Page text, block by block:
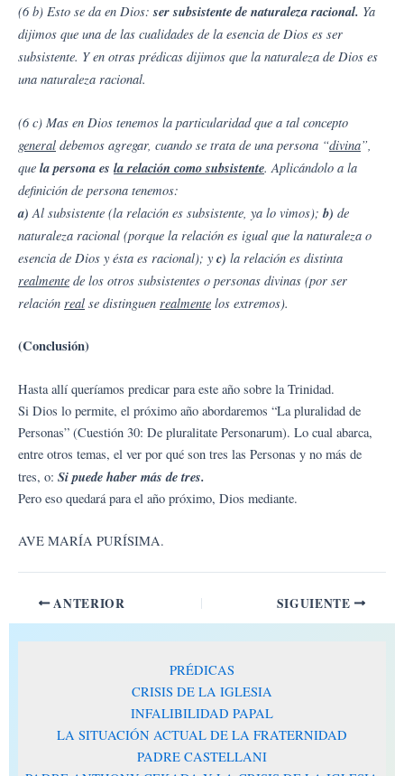
(6 b) Esto se da en Dios: ser subsistente de naturaleza racional. Ya
dijimos que una de las cualidades de la esencia de Dios es ser
subsistente. Y en otras prédicas dijimos que la naturaleza de Dios es
una naturaleza racional.
(6 c) Mas en Dios tenemos la particularidad que a tal concepto
general debemos agregar, cuando se trata de una persona “divina”,
que la persona es la relación como subsistente. Aplicándolo a la
definición de persona tenemos:
a)Al subsistente (la relación es subsistente, ya lo vimos); b) de
naturaleza racional (porque la relación es igual que la naturaleza o
esencia de Dios y ésta es racional); yc) la relación es distinta
realmente de los otros subsistentes o personas divinas (por ser
relación real se distinguen realmente los extremos).
(Conclusión)
Hasta allí queríamos predicar para este año sobre la Trinidad.
Si Dios lo permite, el próximo año abordaremos “La pluralidad de
Personas” (Cuestión 30: De pluralitate Personarum). Lo cual abarca,
entre otros temas, el ver por qué son tres las Personas y no más de
tres, o: Si puede haber más de tres.
Pero eso quedará para el año próximo, Dios mediante.
AVE MARÍA PURÍSIMA.
ANTERIOR SIGUIENTE
PRÉDICAS
CRISIS DE LA IGLESIA
INFALIBILIDAD PAPAL
LA SITUACIÓN ACTUAL DE LA FRATERNIDAD
PADRE CASTELLANI